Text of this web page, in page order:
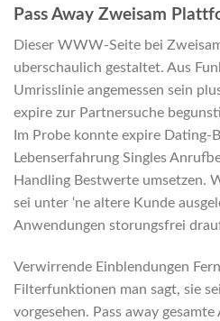
Pass Away Zweisam
Dieser WWW-Seite bei
uberschaulich gestaltet. Aus
Umrisslinie angemessen sein
expire zur Partnersuche
Im Probe konnte expire Dating-
Lebenserfahrung Singles
Handling Bestwerte umsetzen.
sei unter ‘ne altere Kunde
Anwendungen storungsfrei
Verwirrende Einblendungen
Filterfunktionen man sagt, sie
vorgesehen. Pass away